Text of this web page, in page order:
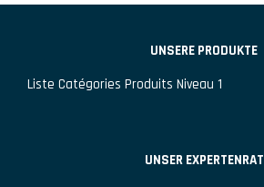
UNSERE PRODUKTE
Liste Catégories Produits Niveau 1
UNSER EXPERTENRAT